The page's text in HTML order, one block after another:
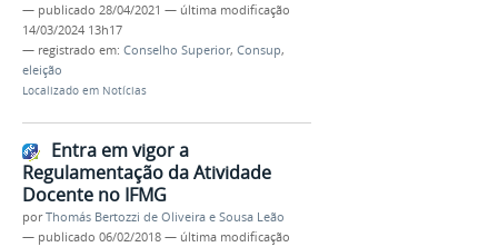
— publicado 28/04/2021 — última modificação
14/03/2024 13h17
— registrado em: Conselho Superior, Consup,
eleição
Localizado em Notícias
Entra em vigor a
Regulamentação da Atividade
Docente no IFMG
porThomás Bertozzi de Oliveira e Sousa Leão
— publicado 06/02/2018 — última modificação